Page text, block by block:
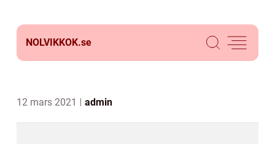
NOLVIKKOK.se
12 mars 2021 admin